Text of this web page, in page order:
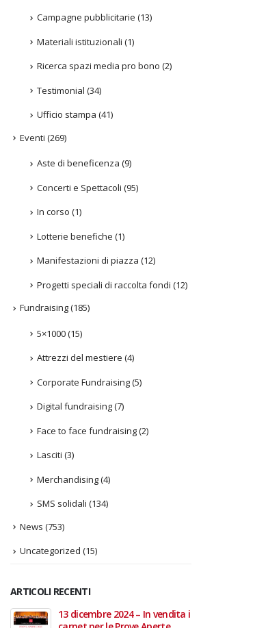
Campagne pubblicitarie (13)
Materiali istituzionali (1)
Ricerca spazi media pro bono (2)
Testimonial (34)
Ufficio stampa (41)
Eventi (269)
Aste di beneficenza (9)
Concerti e Spettacoli (95)
In corso (1)
Lotterie benefiche (1)
Manifestazioni di piazza (12)
Progetti speciali di raccolta fondi (12)
Fundraising(185)
5×1000(15)
Attrezzi del mestiere (4)
Corporate Fundraising(5)
Digital fundraising(7)
Face to face fundraising(2)
Lasciti (3)
Merchandising(4)
SMS solidali (134)
News (753)
Uncategorized (15)
ARTICOLI RECENTI
22 giugno 2026 – Terrazze del